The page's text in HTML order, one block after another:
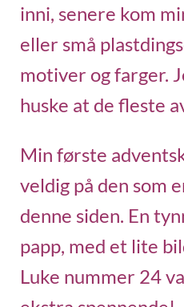
inni, senere kom
eller små
motiver og farger.
huske at de fleste
Min første
veldig på den som
denne siden. En
papp, med et lite
Luke nummer 24